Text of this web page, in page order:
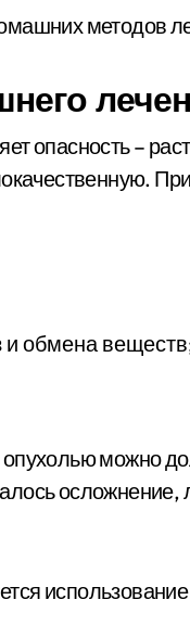
опасность –
обмена
можно